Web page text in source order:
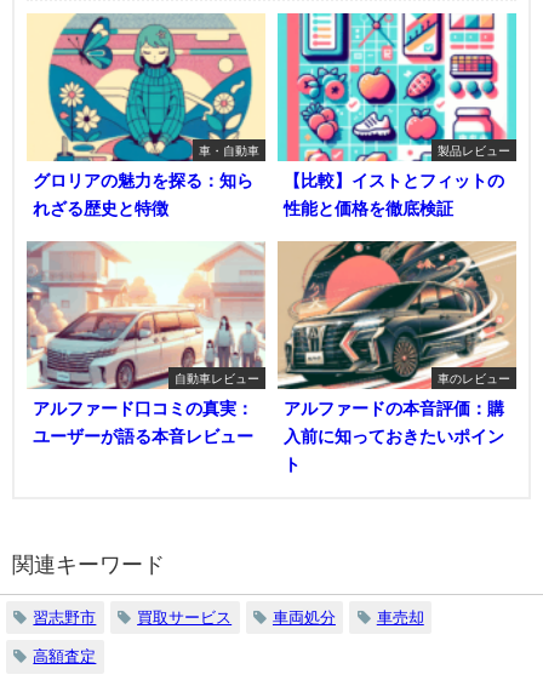
車・自動車
グロリアの魅力を探る：知ら
れざる歴史と特徴
製品レビュー
【比較】イストとフィットの
性能と価格を徹底検証
自動車レビュー
アルファード口コミの真実：
ユーザーが語る本音レビュー
車のレビュー
アルファードの本音評価：購
入前に知っておきたいポイン
ト
関連キーワード
習志野市 買取サービス 車両処分 車売却
高額査定